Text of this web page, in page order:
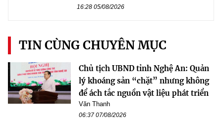
16:28 05/08/2026
TIN CÙNG CHUYÊN MỤC
Chủ tịch UBND tỉnh Nghệ An: Quản
lý khoáng sản “chặt” nhưng không
để ách tắc nguồn vật liệu phát triển
Văn Thanh
06:37 07/08/2026